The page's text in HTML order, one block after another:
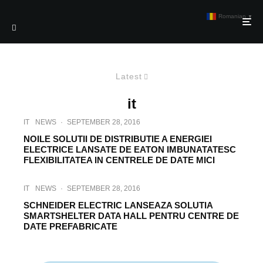
Latest
it
IT NEWS · SEPTEMBER 28, 2016
NOILE SOLUTII DE DISTRIBUTIE A ENERGIEI
ELECTRICE LANSATE DE EATON IMBUNATATESC
FLEXIBILITATEA IN CENTRELE DE DATE MICI
IT NEWS · SEPTEMBER 28, 2016
SCHNEIDER ELECTRIC LANSEAZA SOLUTIA
SMARTSHELTER DATA HALL PENTRU CENTRE DE
DATE PREFABRICATE
Romanian ▼